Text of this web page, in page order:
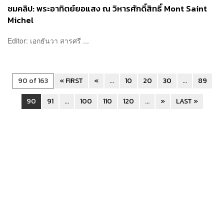
ชมคลิป: พระอาทิตย์ยอแสง ณ วิหารศักดิ์สิทธิ์ Mont Saint
Michel
Editor: เอกธันวา สารศรี ...
90 of 163 « FIRST « ... 10 20 30 ...
89
90
91 ... 100 110 120 ... » LAST »